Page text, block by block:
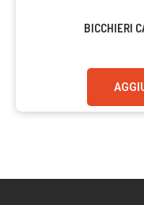
BICCHIERI